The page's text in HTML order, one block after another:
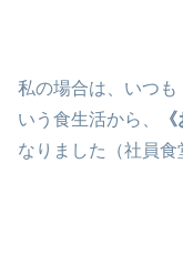
私の場合は、いつも
いう食生活から、
なりました（社員食